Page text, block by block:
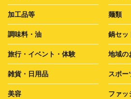
加工品等 麺類
調味料・油 鍋セッ
旅行・イベント・体験 地域の
雑貨・日用品 スポー
美容 ファッ